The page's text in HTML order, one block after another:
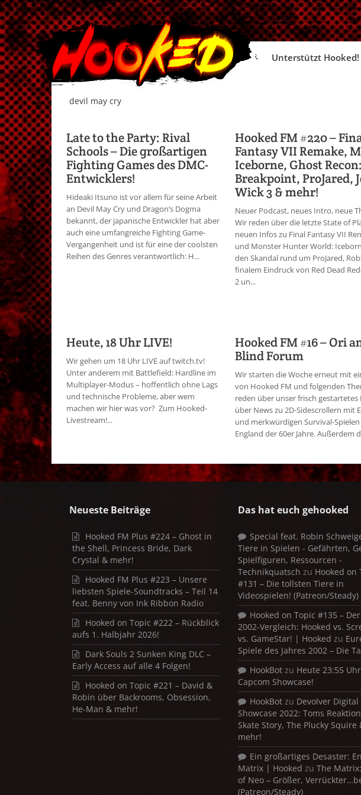
Skip
Unterstützt Hooked!
devil may cry
Late to the Party: Rival
Schools – Die großartigen
Fighting Games des DMC-
Entwicklers!
Hideaki Itsuno ist vor allem für seine Arbeit
an Devil May Cry und Dragon’s Dogma
bekannt, der japanische Entwickler hat aber
auch eine umfangreiche Fighting Game-
Vergangenheit und ist für eine der coolsten
Reihen des Genres verantwortlich: H...
Hooked FM #220 –
Fantasy VII Remake,
Iceborne, Ghost Recon:
Breakpoint, ProJared,
Wick 3 & mehr!
Neuer Podcast, neues Intro, neue
Wir reden über die letzte State of
neuen Infos zu Final Fantasy VII
und Monster Hunter World:
den Skandal rund um ProJared,
finalem Eindruck von Red Dead
2 un...
Heute, 18 Uhr LIVE!
Wir gehen um 18 Uhr LIVE auf twitch.tv!
Unter anderem mit Battlefield: Hardline im
Multiplayer-Modus – hoffentlich ohne Lags
und technische Probleme, aber wem
machen wir hier was vor? Zum Hooked-
Livestream!...
Hooked FM #16 – Ori
Blind Forum
Wir starten die Woche erneut mit
von Hooked FM und folgenden
reden über unser frisch gestartetes
über News zu 2D-Sidescrollern mit
und merkwürdigen Survival-
England der 60er Jahre. Außerdem
Neueste Beiträge
Hooked FM Plus #224 – Ghost in
the Shell, Princess Bride, Dark
Crystal & mehr!
Hooked FM Plus #223 – Unsere
liebsten Spiele-Soundtracks – Teil 14
feat. Benny von Ink Ribbon Radio
Hooked on Topic #222 – Rückblick
aufs 1. Halbjahr 2026!
Dark Souls 2 Sunken King DLC –
Early Access auf alle 4 Folgen!
Hooked on Topic #221 – David &
Robin über Backrooms, Obsession,
He-Man & mehr!
Das hat euch gehooked
Special feat. Robin
Tiere in Spielen - Gefährten,
Spielfiguren, Ressourcen -
Technikquatsch zu Hooked on
#131 – Die tollsten Tiere in
Videospielen! (Patreon/Steady)
Hooked on Topic #135 – Der
2002-Vergleich: Hooked vs.
vs. GameStar! | Hooked zu
Spiele des Jahres 2002 – Die
HookBot zu Heute 23:55 Uhr
Capcom Showcase!
HookBot zu Devolver Digital
Showcase 2022: Toms
Skate Story, The Plucky Squire
mehr!
Ein großartiges Desaster:
Matrix | Hooked zu The
of Neo – Größer,
(Patreon/Steady)